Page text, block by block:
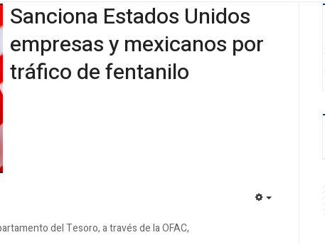
Sanciona Estados Unidos
empresas y mexicanos por
tráfico de fentanilo
del Tesoro, a través de la OFAC,